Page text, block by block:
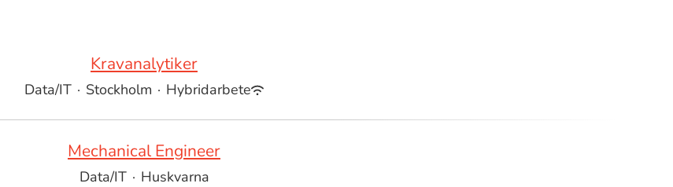
Kravanalytiker
Data/IT · Stockholm · Hybridarbete
Mechanical Engineer
Data/IT · Huskvarna